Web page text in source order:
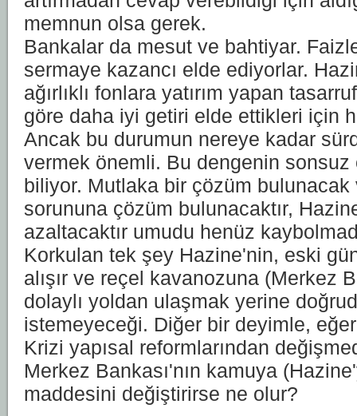
memnun olsa gerek.
Bankalar da mesut ve bahtiyar.
sermaye kazancı elde ediyorlar.
ağırlıklı fonlara yatırım yapan
göre daha iyi getiri elde ettikleri için
Ancak bu durumun nereye kadar
vermek önemli. Bu dengenin sonsuz
biliyor. Mutlaka bir çözüm
sorununa çözüm bulunacaktır,
azaltacaktır umudu henüz
Korkulan tek şey Hazine'nin, eski
alışır ve reçel kavanozuna (Merkez
dolaylı yoldan ulaşmak yerine
istemeyeceği. Diğer bir deyimle,
Krizi yapısal reformlarından
Merkez Bankası'nın kamuya
maddesini değiştirirse ne olur?